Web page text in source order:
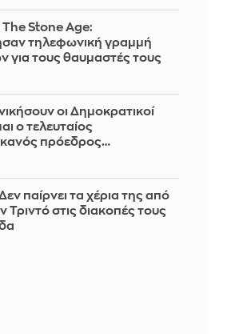
Stone Age:
τηλεφωνική γραμμή
για τους θαυμαστές τους
οι Δημοκρατικοί
ο τελευταίος
πρόεδρος…
Δεν παίρνει τα χέρια της από
Τριντό στις διακοπές τους